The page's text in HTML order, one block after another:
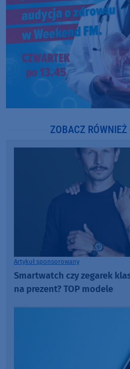
ZOBACZ RÓWNIEŻ
Artykuł sponsorowany
Smartwatch czy zegarek
na prezent? TOP modele